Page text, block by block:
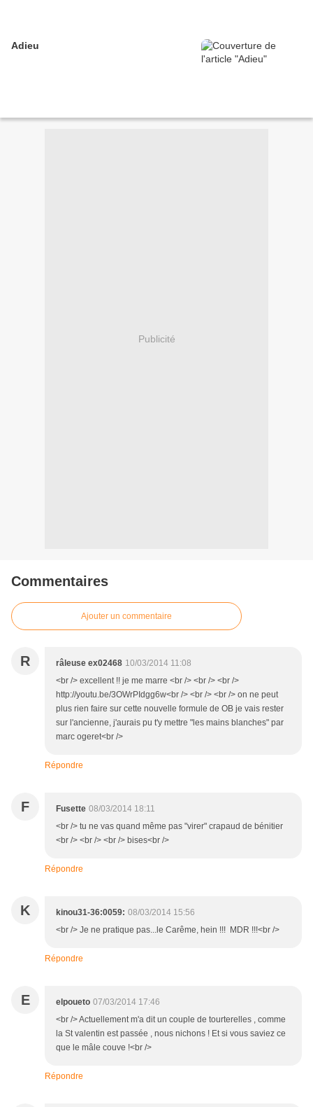
Adieu
Publicité
Commentaires
Ajouter un commentaire
R râleuse ex02468 10/03/2014 11:08
<br /> excellent !! je me marre <br /> <br /> <br />
http://youtu.be/3OWrPIdgg6w<br /> <br /> <br /> on ne peut
plus rien faire sur cette nouvelle formule de OB je vais rester
sur l'ancienne, j'aurais pu t'y mettre "les mains blanches" par
marc ogeret<br />
Répondre
F Fusette 08/03/2014 18:11
<br /> tu ne vas quand même pas "virer" crapaud de bénitier
<br /> <br /> <br /> bises<br />
Répondre
K kinou31-36:0059: 08/03/2014 15:56
<br /> Je ne pratique pas...le Carême, hein !!! MDR !!!<br />
Répondre
E elpoueto 07/03/2014 17:46
<br /> Actuellement m'a dit un couple de tourterelles , comme
la St valentin est passée , nous nichons ! Et si vous saviez ce
que le mâle couve !<br />
Répondre